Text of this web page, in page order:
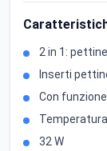
2 in 1:
Inserti
Con
32 W